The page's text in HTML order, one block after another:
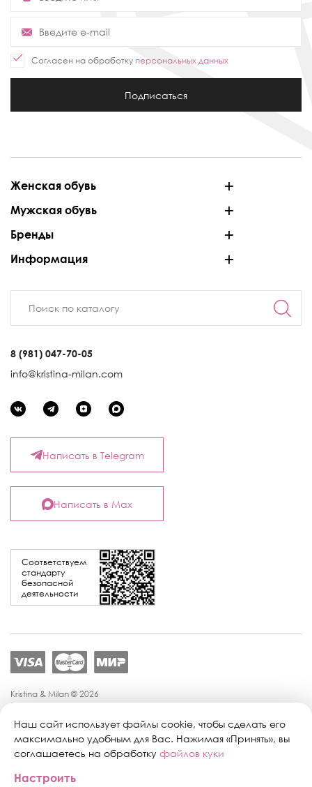
Согласен на обработку персональных данных
Подписаться
Женская обувь
Мужская обувь
Бренды
Информация
8 (981) 047-70-05
info@kristina-milan.com
Соответствуем
стандарту
безопасной
деятельности
Написать в Telegram
Написать в Max
Kristina & Milan © 2026
Политика конфиденциальности
Политика обработки персональных данных
Публичная оферта
Персональные настройки файлов cookie
Поддержка сайта:
Наш сайт использует файлы cookie, чтобы сделать его
максимально удобным для Вас. Нажимая «Принять», вы
соглашаетесь на обработку файлов куки
Настроить